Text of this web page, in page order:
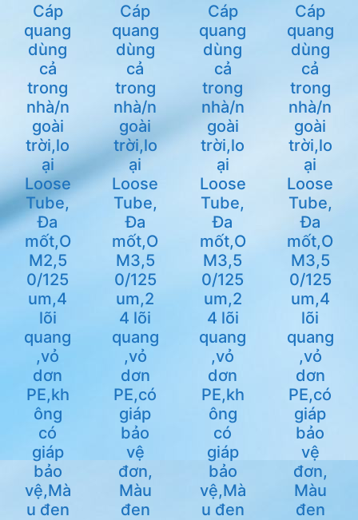
Cáp
quang
dùng
cả
trong
nhà/n
goài
trời,lo
ại
Loose
Tube,
Đa
mốt,O
M2,5
0/125
um,4
lõi
quang
,vỏ
dơn
PE,kh
ông
có
giáp
bảo
vệ,Mà
u đen
Cáp
quang
dùng
cả
trong
nhà/n
goài
trời,lo
ại
Loose
Tube,
Đa
mốt,O
M3,5
0/125
um,2
4 lõi
quang
,vỏ
dơn
PE,có
giáp
bảo
vệ
đơn,
Màu
đen
Cáp
quang
dùng
cả
trong
nhà/n
goài
trời,lo
ại
Loose
Tube,
Đa
mốt,O
M3,5
0/125
um,2
4 lõi
quang
,vỏ
dơn
PE,kh
ông
có
giáp
bảo
vệ,Mà
u đen
Cáp
quang
dùng
cả
trong
nhà/n
goài
trời,lo
ại
Loose
Tube,
Đa
mốt,O
M3,5
0/125
um,4
lõi
quang
,vỏ
dơn
PE,có
giáp
bảo
vệ
đơn,
Màu
đen